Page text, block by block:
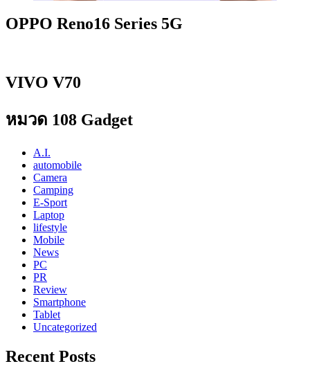
OPPO Reno16 Series 5G
VIVO V70
หมวด 108 Gadget
A.I.
automobile
Camera
Camping
E-Sport
Laptop
lifestyle
Mobile
News
PC
PR
Review
Smartphone
Tablet
Uncategorized
Recent Posts